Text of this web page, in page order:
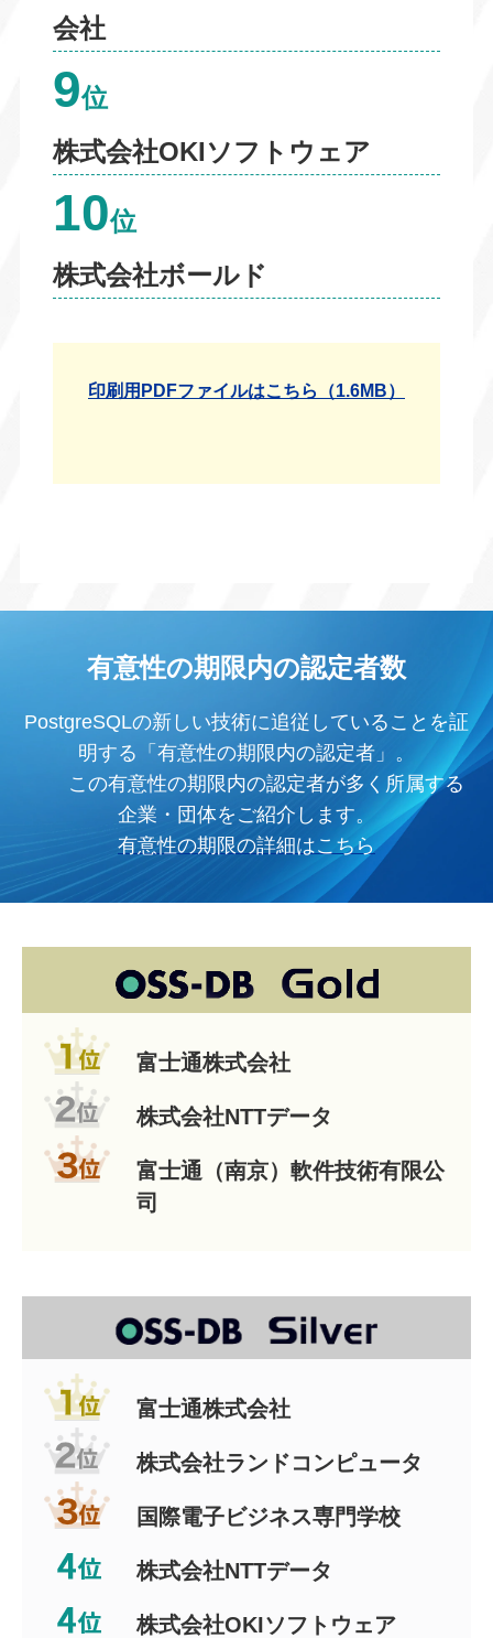
会社
9位
株式会社OKIソフトウェア
10位
株式会社ボールド
印刷用PDFファイルはこちら（1.6MB）
有意性の期限内の認定者数
PostgreSQLの新しい技術に追従していることを証
明する「有意性の期限内の認定者」。
この有意性の期限内の認定者が多く所属する
企業・団体をご紹介します。
有意性の期限の詳細はこちら
富士通株式会社
株式会社NTTデータ
富士通（南京）軟件技術有限公
司
富士通株式会社
株式会社ランドコンピュータ
国際電子ビジネス専門学校
株式会社NTTデータ
株式会社OKIソフトウェア